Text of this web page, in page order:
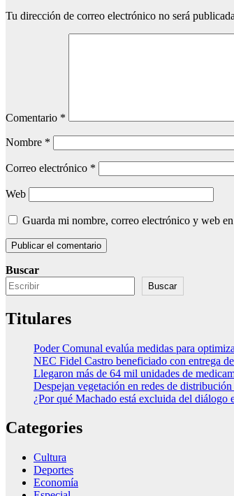
Tu dirección de correo electrónico no será
Comentario *
Nombre *
Correo electrónico *
Web
Guarda mi nombre, correo electrónico y web
Buscar
Buscar
Titulares
Poder Comunal evalúa medidas para
NEC Fidel Castro beneficiado con entrega
Llegaron más de 64 mil unidades de
Despejan vegetación en redes de distribución
¿Por qué Machado está excluida del diálogo
Categories
Cultura
Deportes
Economía